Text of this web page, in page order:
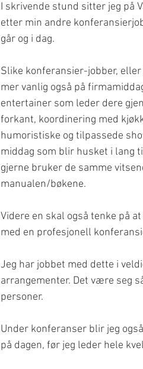
I skrivende stund sitter jeg på
etter min andre
går og i dag.
Slike konferansier-jobber,
mer vanlig også på
entertainer som leder dere
forkant, koordinering med
humoristiske og tilpassede
middag som blir husket i lang
gjerne bruker de samme
manualen/bøkene.
Videre en skal også tenke på
med en profesjonell
Jeg har jobbet med dette i
arrangementer. Det være seg
personer.
Under konferanser blir jeg
på dagen, før jeg leder hele